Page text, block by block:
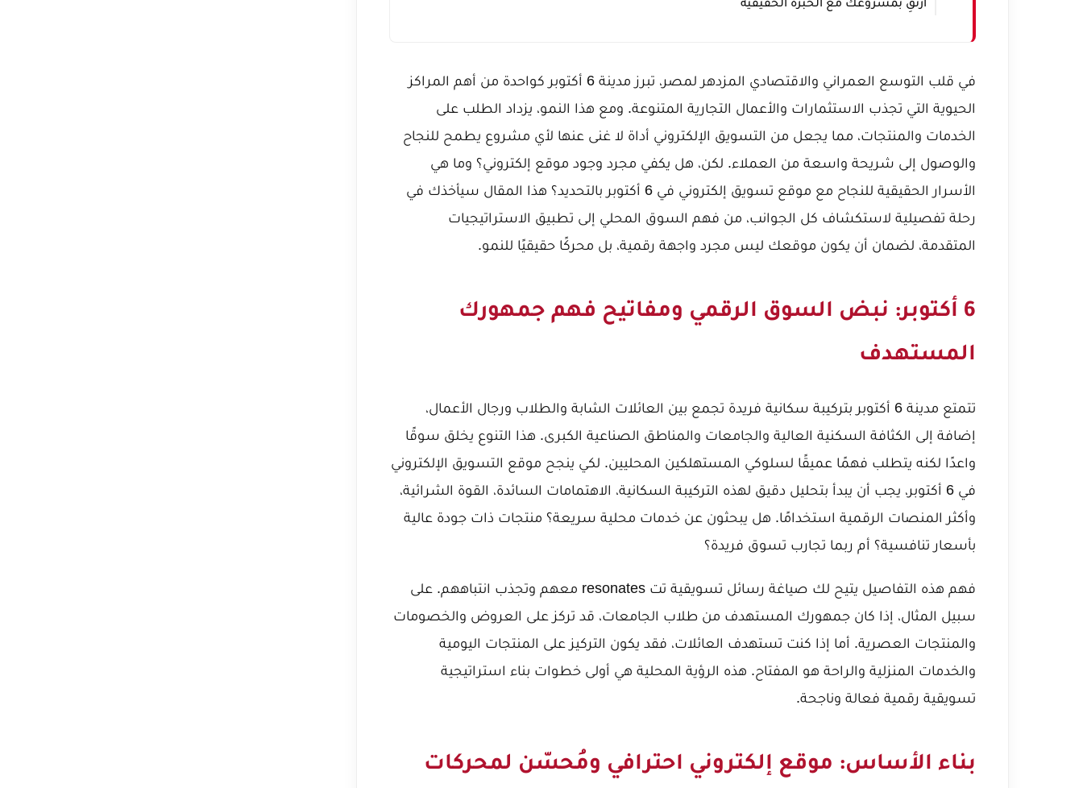
ارتقِ بمشروعك مع الخبرة الحقيقية
في قلب التوسع العمراني والاقتصادي المزدهر لمصر، تبرز مدينة 6 أكتوبر كواحدة من أهم المراكز
الحيوية التي تجذب الاستثمارات والأعمال التجارية المتنوعة. ومع هذا النمو، يزداد الطلب على
الخدمات والمنتجات، مما يجعل من التسويق الإلكتروني أداة لا غنى عنها لأي مشروع يطمح للنجاح
والوصول إلى شريحة واسعة من العملاء. لكن، هل يكفي مجرد وجود موقع إلكتروني؟ وما هي
الأسرار الحقيقية للنجاح مع موقع تسويق إلكتروني في 6 أكتوبر بالتحديد؟ هذا المقال سيأخذك في
رحلة تفصيلية لاستكشاف كل الجوانب، من فهم السوق المحلي إلى تطبيق الاستراتيجيات
المتقدمة، لضمان أن يكون موقعك ليس مجرد واجهة رقمية، بل محركًا حقيقيًا للنمو.
6 أكتوبر: نبض السوق الرقمي ومفاتيح فهم جمهورك
المستهدف
تتمتع مدينة 6 أكتوبر بتركيبة سكانية فريدة تجمع بين العائلات الشابة والطلاب ورجال الأعمال،
إضافة إلى الكثافة السكنية العالية والجامعات والمناطق الصناعية الكبرى. هذا التنوع يخلق سوقًا
واعدًا لكنه يتطلب فهمًا عميقًا لسلوكي المستهلكين المحليين. لكي ينجح موقع التسويق الإلكتروني
في 6 أكتوبر، يجب أن يبدأ بتحليل دقيق لهذه التركيبة السكانية، الاهتمامات السائدة، القوة الشرائية،
وأكثر المنصات الرقمية استخدامًا. هل يبحثون عن خدمات محلية سريعة؟ منتجات ذات جودة عالية
بأسعار تنافسية؟ أم ربما تجارب تسوق فريدة؟
فهم هذه التفاصيل يتيح لك صياغة رسائل تسويقية تت resonates معهم وتجذب انتباههم. على
سبيل المثال، إذا كان جمهورك المستهدف من طلاب الجامعات، قد تركز على العروض والخصومات
والمنتجات العصرية. أما إذا كنت تستهدف العائلات، فقد يكون التركيز على المنتجات اليومية
والخدمات المنزلية والراحة هو المفتاح. هذه الرؤية المحلية هي أولى خطوات بناء استراتيجية
تسويقية رقمية فعالة وناجحة.
بناء الأساس: موقع إلكتروني احترافي ومُحسّن لمحركات